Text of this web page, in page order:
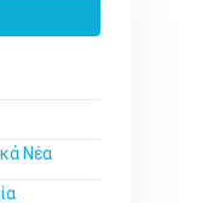
Νέα